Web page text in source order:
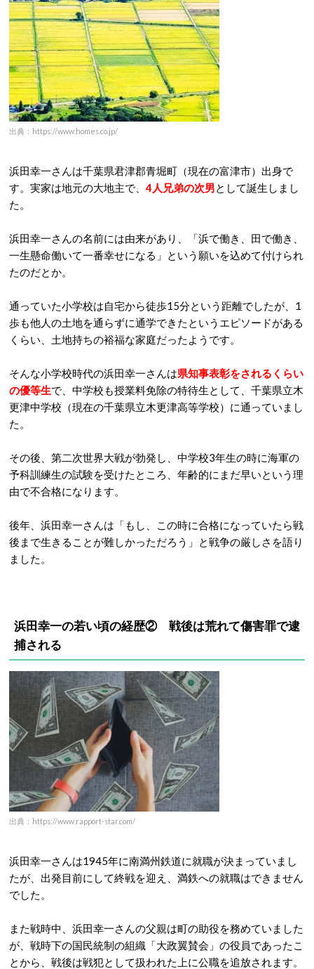
出典：https://www.homes.co.jp/
浜田幸一さんは千葉県君津郡青堀町（現在の富津市）出身で
す。実家は地元の大地主で、4人兄弟の次男として誕生しまし
た。
浜田幸一さんの名前には由来があり、「浜で働き、田で働き、
一生懸命働いて一番幸せになる」という願いを込めて付けられ
たのだとか。
通っていた小学校は自宅から徒歩15分という距離でしたが、1
歩も他人の土地を通らずに通学できたというエピソードがある
くらい、土地持ちの裕福な家庭だったようです。
そんな小学校時代の浜田幸一さんは県知事表彰をされるくらい
の優等生で、中学校も授業料免除の特待生として、千葉県立木
更津中学校（現在の千葉県立木更津高等学校）に通っていまし
た。
その後、第二次世界大戦が勃発し、中学校3年生の時に海軍の
予科訓練生の試験を受けたところ、年齢的にまだ早いという理
由で不合格になります。
後年、浜田幸一さんは「もし、この時に合格になっていたら戦
後まで生きることが難しかっただろう」と戦争の厳しさを語り
ました。
浜田幸一の若い頃の経歴② 戦後は荒れて傷害罪で逮
捕される
出典：https://www.rapport-star.com/
浜田幸一さんは1945年に南満州鉄道に就職が決まっていまし
たが、出発目前にして終戦を迎え、満鉄への就職はできません
でした。
また戦時中、浜田幸一さんの父親は町の助役を務めていました
が、戦時下の国民統制の組織「大政翼賛会」の役員であったこ
とから、戦後は戦犯として扱われた上に公職を追放されます。